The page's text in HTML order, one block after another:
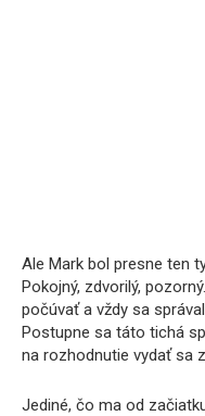
Ale Mark bol presne ten
Pokojný, zdvorilý,
počúvať a vždy sa
Postupne sa táto tichá
na rozhodnutie vydať sa
Jediné, čo ma od